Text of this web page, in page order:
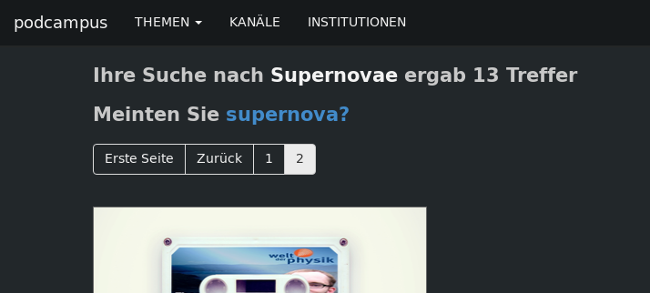
podcampus THEMEN KANÄLE INSTITUTIONEN
Ihre Suche nach Supernovae ergab 13 Treffer
Meinten Sie supernova?
Erste Seite Zurück 1 2